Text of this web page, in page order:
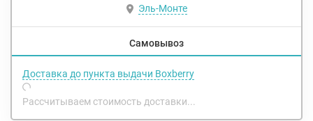
Эль-Монте
Самовывоз
Доставка до пункта выдачи Boxberry
Рассчитываем стоимость доставки...